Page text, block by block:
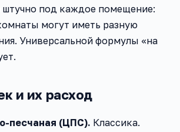
штучно под каждое помещение:
могут иметь разную
Универсальной формулы «на
и их расход
песчаная (ЦПС). Классика.